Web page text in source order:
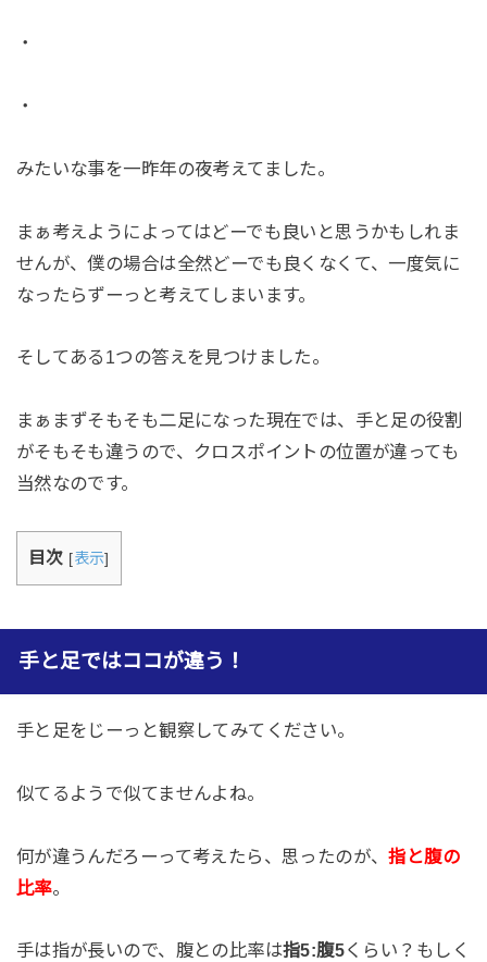
・
・
みたいな事を一昨年の夜考えてました。
まぁ考えようによってはどーでも良いと思うかもしれま
せんが、僕の場合は全然どーでも良くなくて、一度気に
なったらずーっと考えてしまいます。
そしてある1つの答えを見つけました。
まぁまずそもそも二足になった現在では、手と足の役割
がそもそも違うので、クロスポイントの位置が違っても
当然なのです。
目次 [表示]
手と足ではココが違う！
手と足をじーっと観察してみてください。
似てるようで似てませんよね。
何が違うんだろーって考えたら、思ったのが、指と腹の
比率。
手は指が長いので、腹との比率は指5:腹5くらい？もしく